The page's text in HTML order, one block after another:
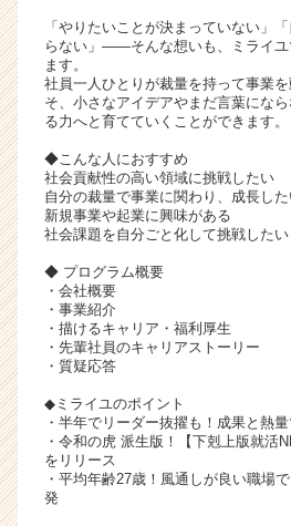
h
e
e
r
C
a
r
e
e
r）
「やりたいことが決まっていない」
らない」――そんな想いも、ミライユ
ます。
社員一人ひとりが裁量を持って事業
そ、小さなアイデアやまだ言葉にな
る力へと育てていくことができます。
◆こんな人におすすめ
社会貢献性の高い領域に挑戦したい
自分の裁量で事業に関わり、成長し
新規事業や起業に興味がある
社会課題を自分ごと化して挑戦したい
◆ プログラム概要
・会社概要
・事業紹介
・描けるキャリア・福利厚生
・先輩社員のキャリアストーリー
・質疑応答
◆ミライユのポイント
・半年でリーダー抜擢も！成果と熱
・令和の虎 派生版！【下剋上版就活
をリリース
・平均年齢27歳！風通しが良い職場
発